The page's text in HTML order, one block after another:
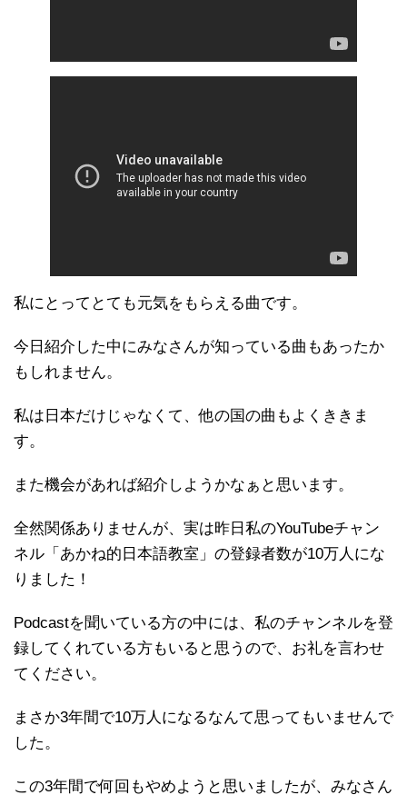
私にとってとても元気をもらえる曲です。
今日紹介した中にみなさんが知っている曲もあったか
もしれません。
私は日本だけじゃなくて、他の国の曲もよくききま
す。
また機会があれば紹介しようかなぁと思います。
全然関係ありませんが、実は昨日私のYouTubeチャン
ネル「あかね的日本語教室」の登録者数が10万人にな
りました！
Podcastを聞いている方の中には、私のチャンネルを登
録してくれている方もいると思うので、お礼を言わせ
てください。
まさか3年間で10万人になるなんて思ってもいませんで
した。
この3年間で何回もやめようと思いましたが、みなさん